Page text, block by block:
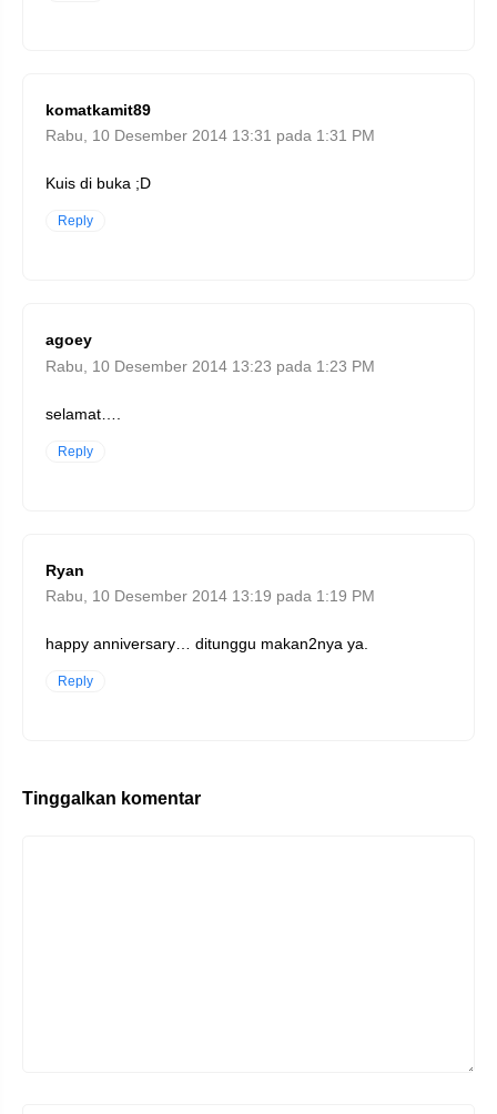
komatkamit89
Rabu, 10 Desember 2014 13:31 pada 1:31 PM
Kuis di buka ;D
Reply
agoey
Rabu, 10 Desember 2014 13:23 pada 1:23 PM
selamat….
Reply
Ryan
Rabu, 10 Desember 2014 13:19 pada 1:19 PM
happy anniversary… ditunggu makan2nya ya.
Reply
Tinggalkan komentar